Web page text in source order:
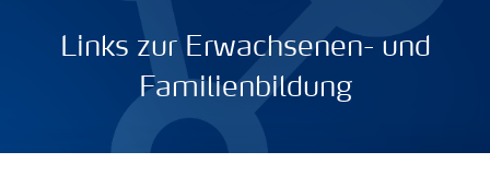
Links zur Erwachsenen- und
Familienbildung